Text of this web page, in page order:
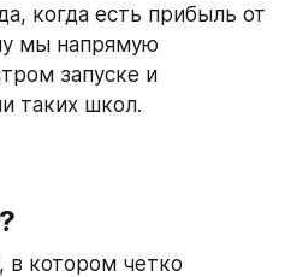
когда есть прибыль от
мы напрямую
запуске и
таких школ.
в котором четко